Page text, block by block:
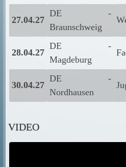
27.04.27
DE -
Braunschweig
28.04.27
DE -
Magdeburg
30.04.27
DE -
Nordhausen
VIDEO